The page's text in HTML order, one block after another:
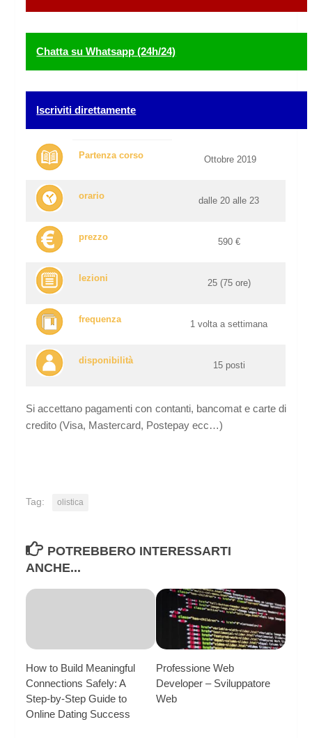
Chatta su Whatsapp (24h/24)
Iscriviti direttamente
Partenza corso Ottobre 2019
orario dalle 20 alle 23
prezzo 590 €
lezioni 25 (75 ore)
frequenza 1 volta a settimana
disponibilità 15 posti
Si accettano pagamenti con contanti, bancomat e carte di
credito (Visa, Mastercard, Postepay ecc…)
Tag: olistica
POTREBBERO INTERESSARTI
ANCHE...
How to Build Meaningful
Connections Safely: A
Step‑by‑Step Guide to
Online Dating Success
Professione Web
Developer – Sviluppatore
Web